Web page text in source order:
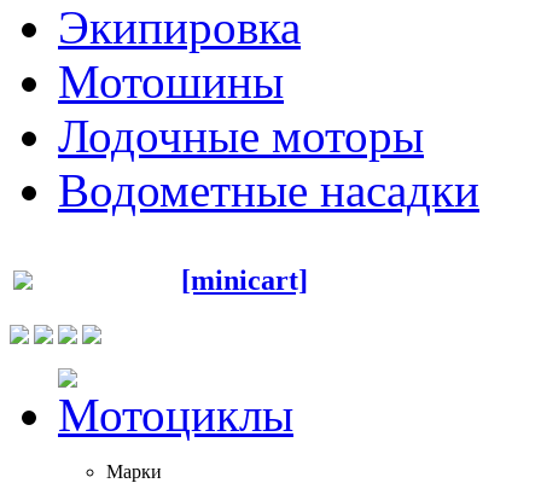
Экипировка
Мотошины
Лодочные моторы
Водометные насадки
[minicart]
Марки